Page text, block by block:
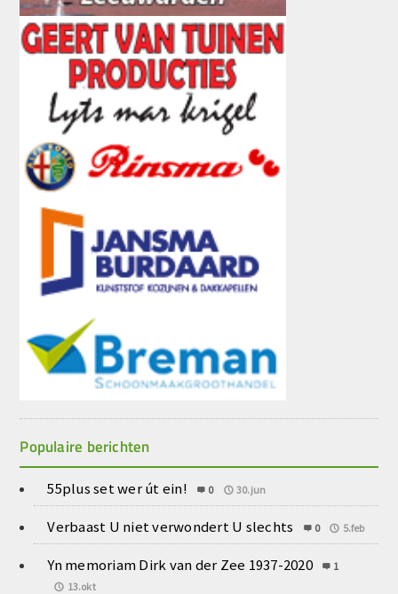
Populaire berichten
55plus set wer út ein! 0 30.jun
Verbaast U niet verwondert U slechts 0 5.feb
Yn memoriam Dirk van der Zee 1937-2020
1
13.okt